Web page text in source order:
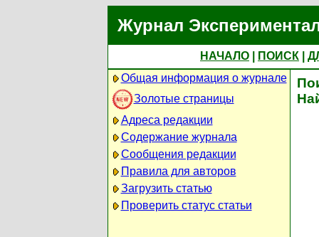
Журнал
НАЧАЛО ПОИСК
Общая информация о журнале
Золотые страницы
Адреса редакции
Содержание журнала
Сообщения редакции
Правила для авторов
Загрузить статью
Проверить статус статьи